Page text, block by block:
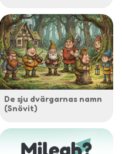
De sju dvärgarnas namn
(Snövit)